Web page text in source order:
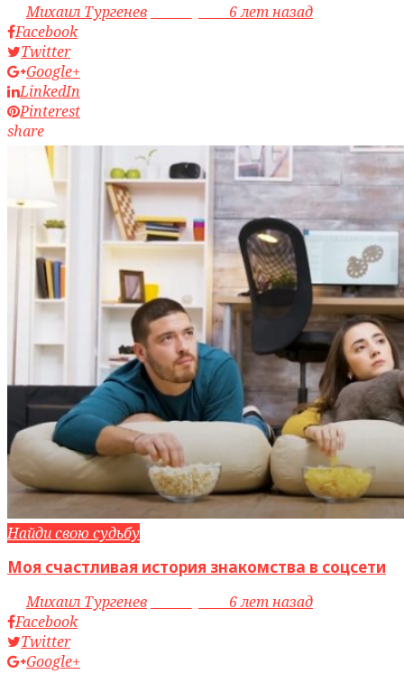
byМихаил Тургенев
6 лет назад
Facebook
Twitter
Google+
LinkedIn
Pinterest
share
Найди свою судьбу
Моя счастливая история знакомства в соцсети
byМихаил Тургенев
6 лет назад
Facebook
Twitter
Google+